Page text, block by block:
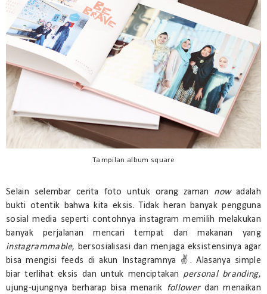
Tampilan album square
Selain selembar cerita foto untuk orang zaman nowadalah
bukti otentik bahwa kita eksis. Tidak heran banyak pengguna
sosial media seperti contohnya instagram memilih melakukan
banyak perjalanan mencari tempat dan makanan yang
instagrammable, bersosialisasi dan menjaga eksistensinya agar
bisa mengisi feeds di akun Instagramnya ✌. Alasanya simple
biar terlihat eksis dan untuk menciptakan personal branding,
ujung-ujungnya berharap bisa menarik followerdan menaikan